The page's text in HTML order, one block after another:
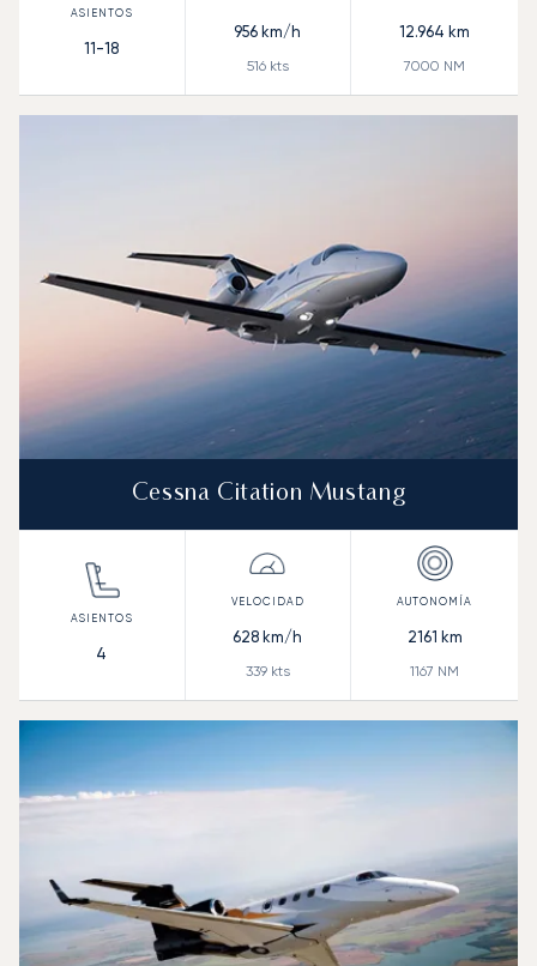
11-18
956 km/h
516kts
12.964 km
7000 NM
Cessna Citation Mustang
4
628 km/h
339kts
2161 km
1167 NM